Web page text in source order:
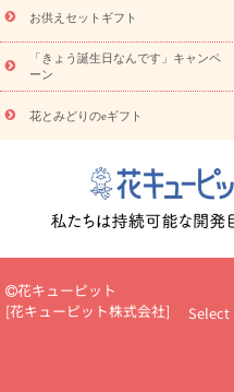
ド
お花の種類
お祝い お祝い・3000円～
5000円～
お祝い・7000円～
悔やみ
円～
お供え・お悔やみ・
読み物
いのマナー
定年退職祝いの
花キューピットのお
彩心理学」で選ぶ方法
結婚
ール
新築引っ越し祝いコラム
場上司や先輩へ贈るお祝い花の
お供えセットギフト
「きょう誕生日なんです」キャンペ
ーン
花とみどりのeギフト
花キューピット
[花キューピット株式会社] Select